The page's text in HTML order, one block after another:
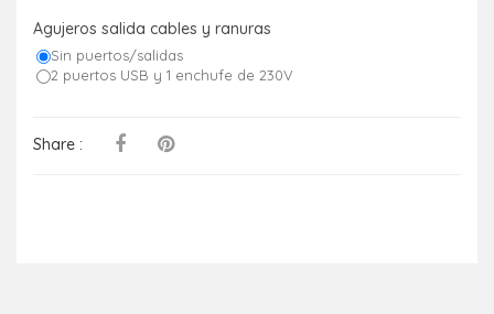
Agujeros salida cables y ranuras
Sin puertos/salidas
2 puertos USB y 1 enchufe de 230V
Share :